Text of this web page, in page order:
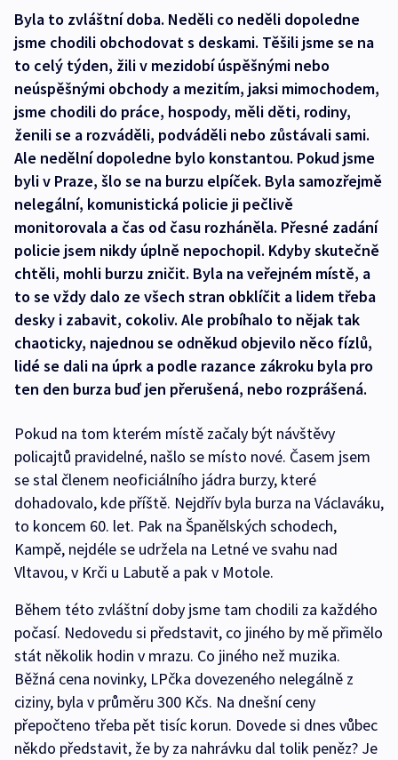
Byla to zvláštní doba. Neděli co neděli dopoledne
jsme chodili obchodovat s deskami. Těšili jsme se na
to celý týden, žili v mezidobí úspěšnými nebo
neúspěšnými obchody a mezitím, jaksi mimochodem,
jsme chodili do práce, hospody, měli děti, rodiny,
ženili se a rozváděli, podváděli nebo zůstávali sami.
Ale nedělní dopoledne bylo konstantou. Pokud jsme
byli v Praze, šlo se na burzu elpíček. Byla samozřejmě
nelegální, komunistická policie ji pečlivě
monitorovala a čas od času rozháněla. Přesné zadání
policie jsem nikdy úplně nepochopil. Kdyby skutečně
chtěli, mohli burzu zničit. Byla na veřejném místě, a
to se vždy dalo ze všech stran obklíčit a lidem třeba
desky i zabavit, cokoliv. Ale probíhalo to nějak tak
chaoticky, najednou se odněkud objevilo něco fízlů,
lidé se dali na úprk a podle razance zákroku byla pro
ten den burza buď jen přerušená, nebo rozprášená.
Pokud na tom kterém místě začaly být návštěvy
policajtů pravidelné, našlo se místo nové. Časem jsem
se stal členem neoficiálního jádra burzy, které
dohadovalo, kde příště. Nejdřív byla burza na Václaváku,
to koncem 60. let. Pak na Španělských schodech,
Kampě, nejdéle se udržela na Letné ve svahu nad
Vltavou, v Krči u Labutě a pak v Motole.
Během této zvláštní doby jsme tam chodili za každého
počasí. Nedovedu si představit, co jiného by mě přimělo
stát několik hodin v mrazu. Co jiného než muzika.
Běžná cena novinky, LPčka dovezeného nelegálně z
ciziny, byla v průměru 300 Kčs. Na dnešní ceny
přepočteno třeba pět tisíc korun. Dovede si dnes vůbec
někdo představit, že by za nahrávku dal tolik peněz? Je